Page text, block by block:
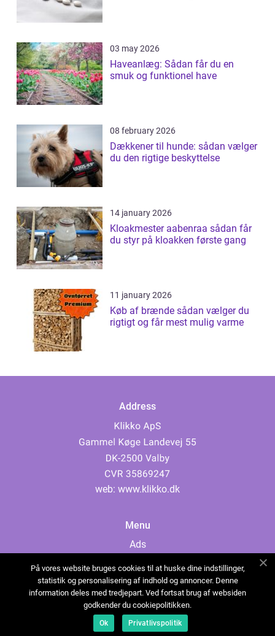
03 may 2026
Haveanlæg: Sådan får du en
smuk og funktionel have
08 february 2026
Dækkener til hunde: sådan vælger
du den rigtige beskyttelse
14 january 2026
Kloakmester aabenraa sådan får
du styr på kloakken første gang
11 january 2026
Køb af brænde sådan vælger du
rigtigt og får mest mulig varme
Address
web: www.klikko.dk
Menu
Ads
Cookies
Contact
Sitemap
På vores website bruges cookies til at huske dine indstillinger,
statistik og personalisering af indhold og annoncer. Denne
information deles med tredjepart. Ved fortsat brug af websiden
godkender du cookiepolitikken.
Ok Privatlivspolitik